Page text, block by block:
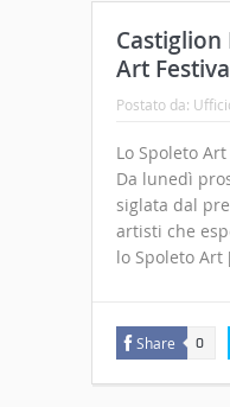
Art
Postato da:
Lo Spoleto
Da lunedì
siglata dal
artisti che
lo Spoleto
Share 0